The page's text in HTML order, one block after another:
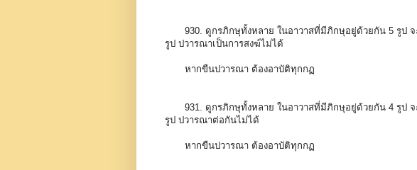
930. ดูกรภิกษุทั้งหลาย ในอาวาสที่มีภิกษุอยู่ด้วยกัน 5 รูป
รูป ปวารณาเป็นการสงฆ์ไม่ได้
หากขืนปวารณา ต้องอาบัติทุกกฏ
931. ดูกรภิกษุทั้งหลาย ในอาวาสที่มีภิกษุอยู่ด้วยกัน 4 รูป
รูป ปวารณาต่อกันไม่ได้
หากขืนปวารณา ต้องอาบัติทุกกฏ